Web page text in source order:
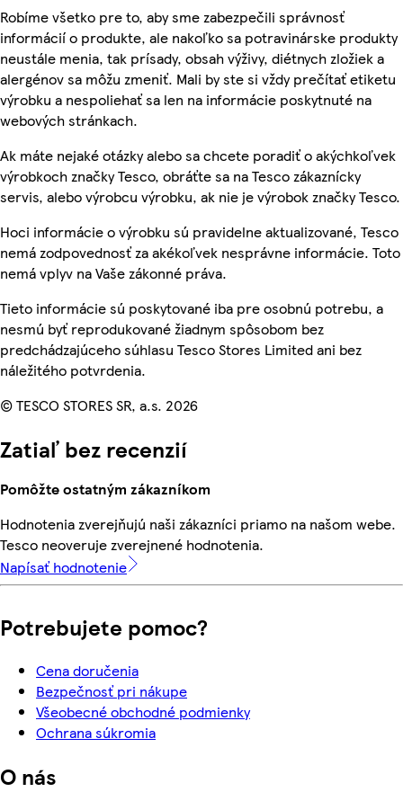
Robíme všetko pre to, aby sme zabezpečili správnosť
informácií o produkte, ale nakoľko sa potravinárske produkty
neustále menia, tak prísady, obsah výživy, diétnych zložiek a
alergénov sa môžu zmeniť. Mali by ste si vždy prečítať etiketu
výrobku a nespoliehať sa len na informácie poskytnuté na
webových stránkach.
Ak máte nejaké otázky alebo sa chcete poradiť o akýchkoľvek
výrobkoch značky Tesco, obráťte sa na Tesco zákaznícky
servis, alebo výrobcu výrobku, ak nie je výrobok značky Tesco.
Hoci informácie o výrobku sú pravidelne aktualizované, Tesco
nemá zodpovednosť za akékoľvek nesprávne informácie. Toto
nemá vplyv na Vaše zákonné práva.
Tieto informácie sú poskytované iba pre osobnú potrebu, a
nesmú byť reprodukované žiadnym spôsobom bez
predchádzajúceho súhlasu Tesco Stores Limited ani bez
náležitého potvrdenia.
© TESCO STORES SR, a.s. 2026
Zatiaľ bez recenzií
Pomôžte ostatným zákazníkom
Hodnotenia zverejňujú naši zákazníci priamo na našom webe.
Tesco neoveruje zverejnené hodnotenia.
Napísať hodnotenie
Potrebujete pomoc?
Cena doručenia
Bezpečnosť pri nákupe
Všeobecné obchodné podmienky
Ochrana súkromia
O nás